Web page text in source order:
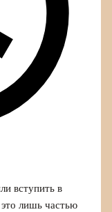
вступить в
лишь частью